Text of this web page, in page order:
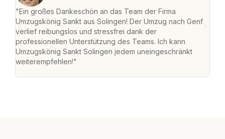
"Ein großes Dankeschön an das Team der Firma
Umzugskönig Sankt aus Solingen! Der Umzug nach Genf
verlief reibungslos und stressfrei dank der
professionellen Unterstützung des Teams. Ich kann
Umzugskönig Sankt Solingen jedem uneingeschränkt
weiterempfehlen!"